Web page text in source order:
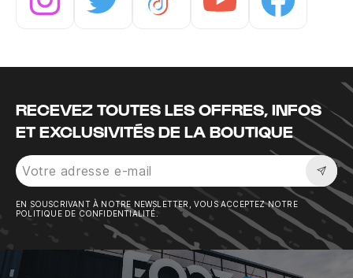
RECEVEZ TOUTES LES OFFRES, INFOS
ET EXCLUSIVITÉS DE LA BOUTIQUE
EN SOUSCRIVANT À NOTRE NEWSLETTER, VOUS ACCEPTEZ NOTRE
POLITIQUE DE CONFIDENTIALITÉ.